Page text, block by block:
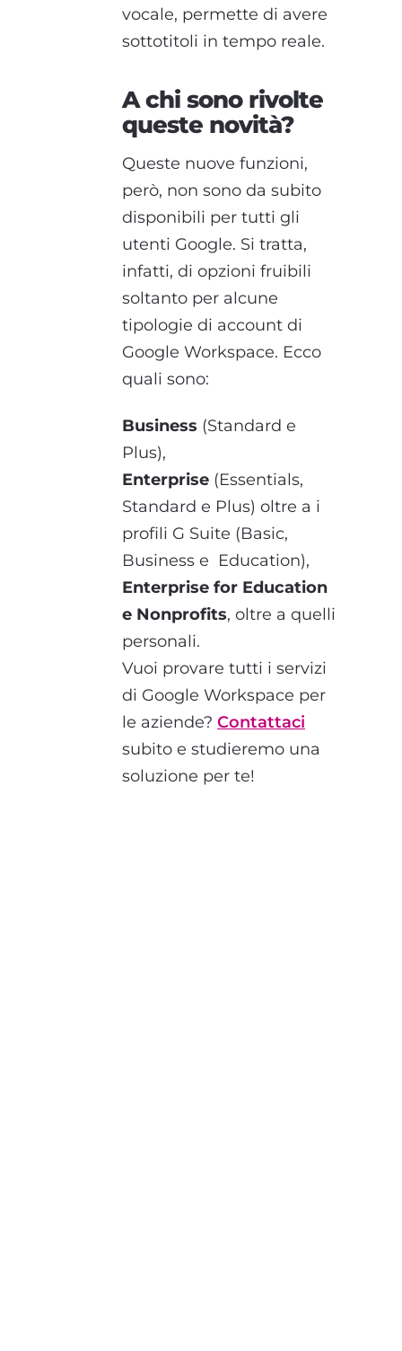
vocale, permette di avere
sottotitoli in tempo reale.
A chi sono rivolte
queste novità?
Queste nuove funzioni,
però, non sono da subito
disponibili per tutti gli
utenti Google. Si tratta,
infatti, di opzioni fruibili
soltanto per alcune
tipologie di account di
Google Workspace. Ecco
quali sono:
Business (Standard e
Plus),
Enterprise (Essentials,
Standard e Plus) oltre a i
profili G Suite (Basic,
Business e Education),
Enterprise for Education
e Nonprofits, oltre a quelli
personali.
Vuoi provare tutti i servizi
di Google Workspace per
le aziende? Contattaci
subito e studieremo una
soluzione per te!